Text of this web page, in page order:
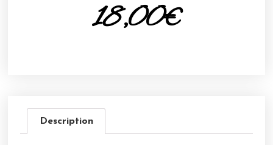
18,00€
Description